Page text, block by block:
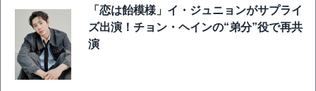
「恋は飴模様」イ・ジュニョンがサプライ
ズ出演！チョン・ヘインの“弟分”役で再共
演